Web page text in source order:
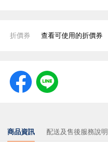
折價券 查看可使用的折價券
商品資訊 配送及售後服務說明